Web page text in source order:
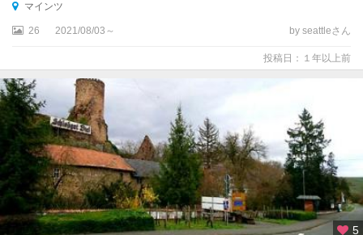
ノ
ル
イ
ン
・
ヴ
ス
フ
ァ
マインツ
26 2021/08/03～ by seattleさん
投稿日：１年以上前
5